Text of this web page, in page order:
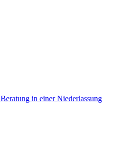
Beratung in einer Niederlassung